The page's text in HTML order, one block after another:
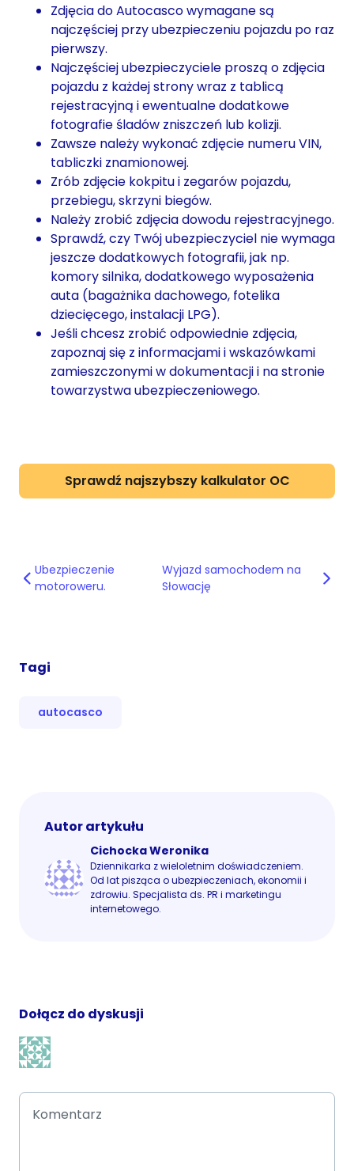
Zdjęcia do Autocasco wymagane są
najczęściej przy ubezpieczeniu pojazdu po raz
pierwszy.
Najczęściej ubezpieczyciele proszą o zdjęcia
pojazdu z każdej strony wraz z tablicą
rejestracyjną i ewentualne dodatkowe
fotografie śladów zniszczeń lub kolizji.
Zawsze należy wykonać zdjęcie numeru VIN,
tabliczki znamionowej.
Zrób zdjęcie kokpitu i zegarów pojazdu,
przebiegu, skrzyni biegów.
Należy zrobić zdjęcia dowodu rejestracyjnego.
Sprawdź, czy Twój ubezpieczyciel nie wymaga
jeszcze dodatkowych fotografii, jak np.
komory silnika, dodatkowego wyposażenia
auta (bagażnika dachowego, fotelika
dziecięcego, instalacji LPG).
Jeśli chcesz zrobić odpowiednie zdjęcia,
zapoznaj się z informacjami i wskazówkami
zamieszczonymi w dokumentacji i na stronie
towarzystwa ubezpieczeniowego.
Sprawdź najszybszy kalkulator OC
Ubezpieczenie
motoroweru.
Wyjazd samochodem na
Słowację
Tagi
autocasco
Autor artykułu
Cichocka Weronika
Dziennikarka z wieloletnim doświadczeniem.
Od lat pisząca o ubezpieczeniach, ekonomii i
zdrowiu. Specjalista ds. PR i marketingu
internetowego.
Dołącz do dyskusji